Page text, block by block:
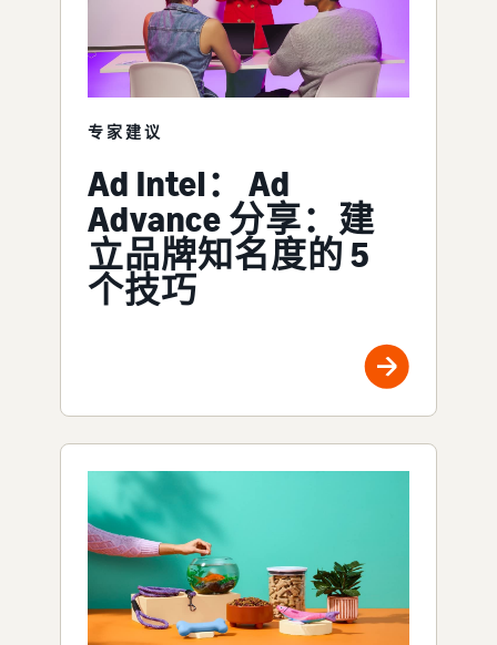
专家建议
Ad Intel： Ad
Advance 分享：建
立品牌知名度的 5
个技巧